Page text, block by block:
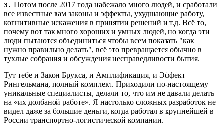
3. Потом после 2017 года набежало много людей, и сработали
все известные вам законы и эффекты, ухудшающие работу,
когнитивные искажения в принятии решений и т.д. Всё то,
почему вот так много хороших и умных людей, но когда эти
люди пытаются объединиться чтобы всем показать "как
нужно правильно делать", всё это превращается обычно в
тухлые собрания и обсуждения несправедливости бытия.
Тут тебе и Закон Брукса, и Амплификация, и Эффект
Рингельмана, полный комплект. Приходили по-настоящему
уникальные специалисты, делали то, что им не давали делать
на «их долбаной работе». Я настолько сложных разработок не
видел даже за большие деньги, когда работал в крупнейшей в
России транспортно-логистической компании.